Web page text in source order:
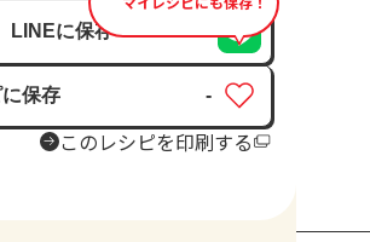
LINEに保存
保存
-
このレシピを印刷する